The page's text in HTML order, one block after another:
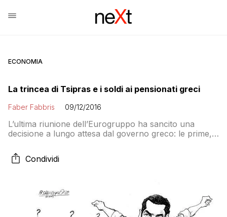
ECONOMIA
La trincea di Tsipras e i soldi ai pensionati greci
Faber Fabbris 09/12/2016
L’ultima riunione dell’Eurogruppo ha sancito una
decisione a lungo attesa dal governo greco: le prime,
governo istituisce un supplemento alle pensioni sotto
gli 850€. La misura toccherà circa 1.600.000
Condividi